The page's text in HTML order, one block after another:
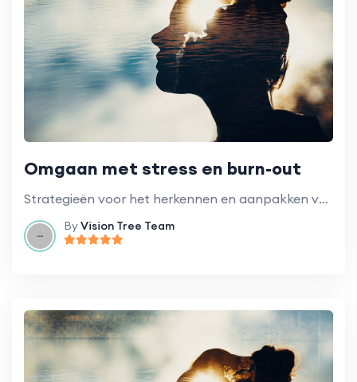
Omgaan met stress en burn-out
Strategieën voor het herkennen en aanpakken van stress en burn-out in de context van vrijwilligerswerk.
ByVision Tree Team